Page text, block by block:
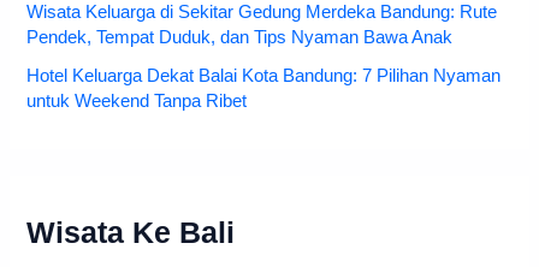
Wisata Keluarga di Sekitar Gedung Merdeka Bandung: Rute
Pendek, Tempat Duduk, dan Tips Nyaman Bawa Anak
Hotel Keluarga Dekat Balai Kota Bandung: 7 Pilihan Nyaman
untuk Weekend Tanpa Ribet
Wisata Ke Bali